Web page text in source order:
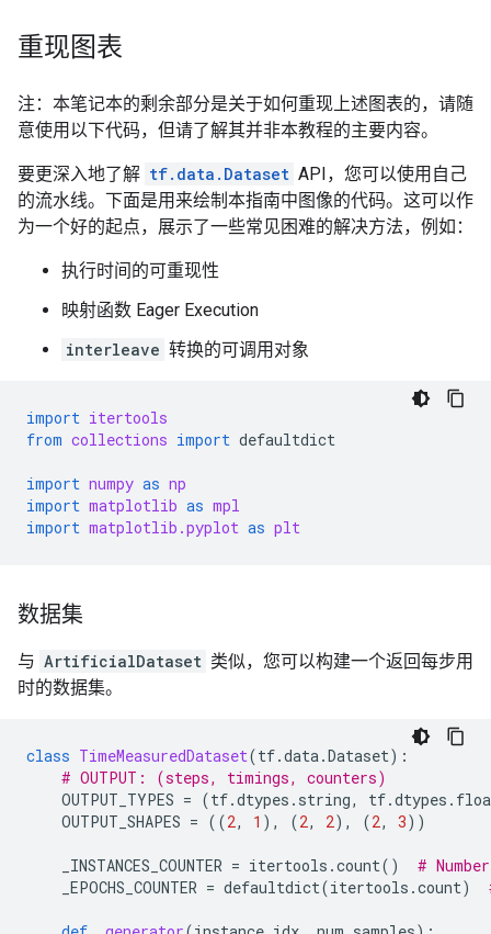
重现图表
注：本笔记本的剩余部分是关于如何重现上述图表的，请随
意使用以下代码，但请了解其并非本教程的主要内容。
要更深入地了解 tf.data.Dataset API，您可以使用自己
的流水线。下面是用来绘制本指南中图像的代码。这可以作
为一个好的起点，展示了一些常见困难的解决方法，例如：
执行时间的可重现性
映射函数 Eager Execution
interleave 转换的可调用对象
import itertools
from collections import defaultdict
import numpy as np
import matplotlib as mpl
import matplotlib.pyplot as plt
数据集
与 ArtificialDataset 类似，您可以构建一个返回每步用
时的数据集。
class TimeMeasuredDataset(tf.data.Dataset):
# OUTPUT: (steps, timings, counters)
OUTPUT_TYPES = (tf.dtypes . string, tf.dtypes .
OUTPUT_SHAPES = ((2, 1 ), (2, 2), (2, 3))
_INSTANCES_COUNTER = itertools .count()
#
_EPOCHS_COUNTER = defaultdict(itertools .count)